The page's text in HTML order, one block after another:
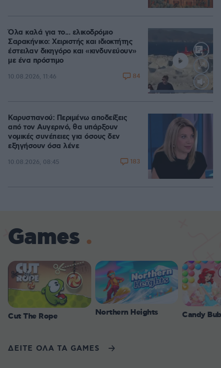
Loaded
Όλα καλά για το... ελικοδρόμιο
Σαρακήνικο: Χειριστής και ιδιοκτήτης
έστειλαν δικηγόρο και «κινδυνεύουν»
με ένα πρόστιμο
10.08.2026, 11:46 84
Καρυστιανού: Περιμένω αποδείξεις
από τον Αυγερινό, θα υπάρξουν
νομικές συνέπειες για όσους δεν
εξηγήσουν όσα λένε
10.08.2026, 08:45 183
Games
Cut The Rope Northern Heights Candy
ΔΕΙΤΕ ΟΛΑ ΤΑ GAMES